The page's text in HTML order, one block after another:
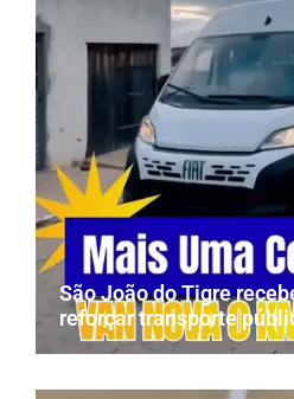
São João do Tigre
reforçar transporte